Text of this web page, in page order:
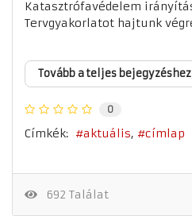
Katasztrófavédelem
Tervgyakorlatot hajtunk
Tovább a teljes bejegyzéshez
0
Címkék: aktuális címlap
692 Találat